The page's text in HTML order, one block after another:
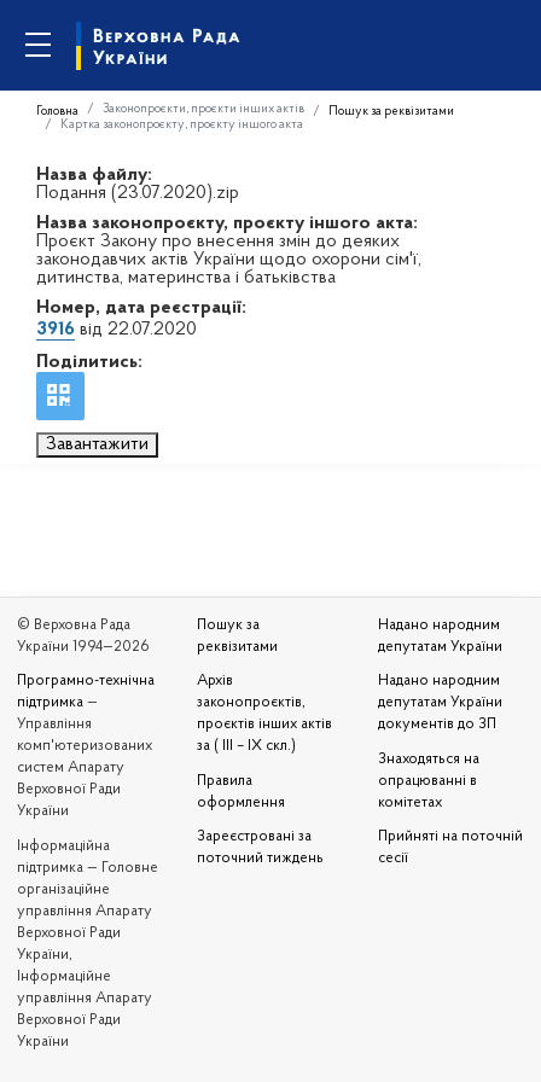
Головна Законопроєкти, проєкти інших актів
Пошук за реквізитами
Картка законопроєкту, проєкту іншого акта
Назва файлу:
Подання (23.07.2020).zip
Назва законопроєкту, проєкту іншого акта:
Проєкт Закону про внесення змін до деяких
законодавчих актів України щодо охорони сім'ї,
дитинства, материнства і батьківства
Номер, дата реєстрації:
3916 від 22.07.2020
Поділитись:
Завантажити
© Верховна Рада
України 1994—2026
Програмно-технічна
підтримка —
Управління
комп'ютеризованих
систем Апарату
Верховної Ради
України
Iнформаційна
підтримка — Головне
організаційне
управління Апарату
Верховної Ради
України,
Інформаційне
управління Апарату
Верховної Ради
України
Пошук за
реквізитами
Архів
законопроєктів,
проєктів інших актів
за ( III – IX скл.)
Правила
оформлення
Зареєстровані за
поточний тиждень
Надано народним
депутатам України
Надано народним
депутатам України
документів до ЗП
Знаходяться на
опрацюванні в
комітетах
Прийняті на поточній
сесії